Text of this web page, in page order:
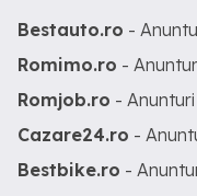
Bestauto.ro -
Romimo.ro -
Romjob.ro -
Cazare24.ro -
Bestbike.ro -